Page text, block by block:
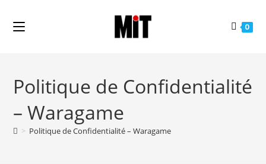
0
Politique de Confidentialité
– Waragame
> Politique de Confidentialité – Waragame